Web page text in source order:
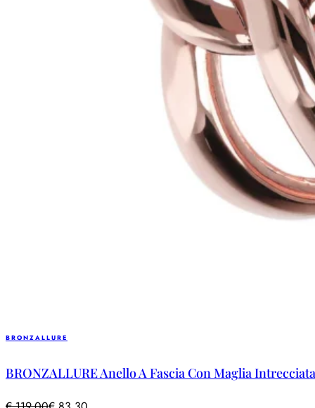
BRONZALLURE
BRONZALLURE Anello A Fascia Con Maglia